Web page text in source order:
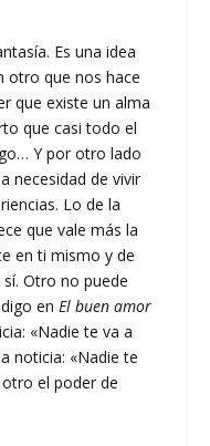
Es una idea
otro que nos hace
que existe un alma
que casi todo el
Y por otro lado
necesidad de vivir
Lo de la
que vale más la
en ti mismo y de
Otro no puede
digo enEl buen amor
«Nadie te va a
noticia: «Nadie te
el poder de